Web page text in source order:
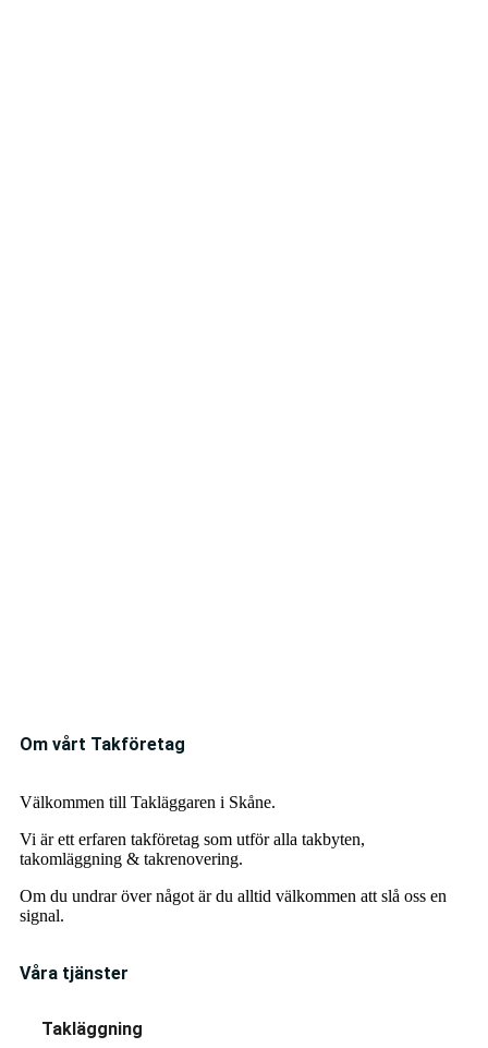
Om vårt Takföretag
Välkommen till Takläggaren i Skåne.
Vi är ett erfaren takföretag som utför alla takbyten,
takomläggning & takrenovering.
Om du undrar över något är du alltid välkommen att slå oss en
signal.
Våra tjänster
Takläggning